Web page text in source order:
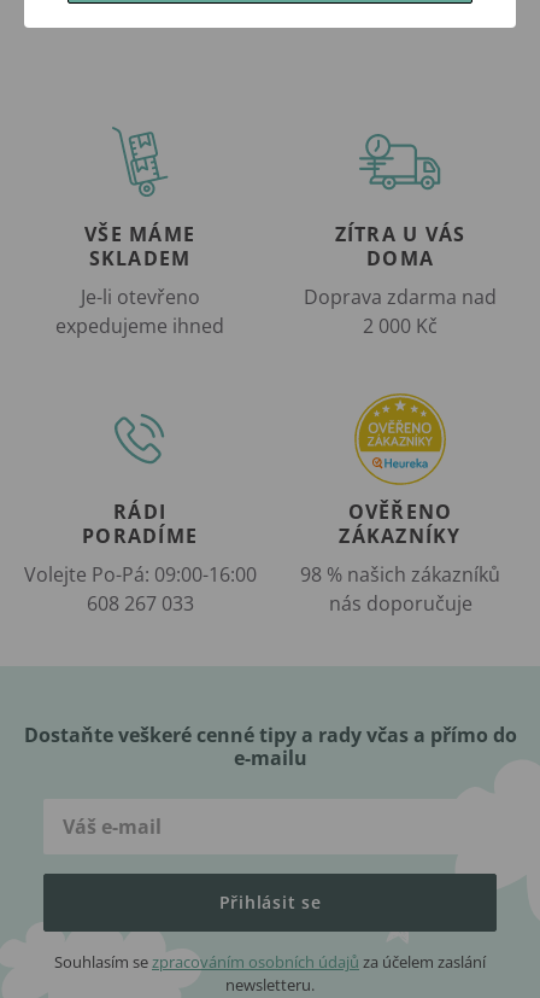
VŠE MÁME
SKLADEM
Je-li otevřeno
expedujeme ihned
ZÍTRA U VÁS
DOMA
Doprava zdarma nad
2 000 Kč
RÁDI
PORADÍME
Volejte Po-Pá: 09:00-16:00
608 267 033
OVĚŘENO
ZÁKAZNÍKY
98 % našich zákazníků
nás doporučuje
Dostaňte veškeré cenné tipy a rady včas a přímo do
e-mailu
Přihlásit se
Souhlasím sezpracováním osobních údajů za účelem zaslání
newsletteru.